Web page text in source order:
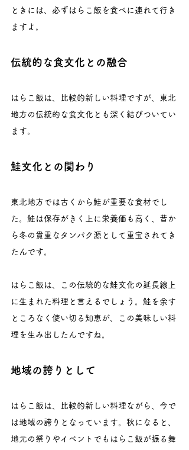
ときには、必ずはらこ飯を食べに連れて行き
ますよ。
伝統的な食文化との融合
はらこ飯は、比較的新しい料理ですが、東北
地方の伝統的な食文化とも深く結びついてい
ます。
鮭文化との関わり
東北地方では古くから鮭が重要な食材でし
た。鮭は保存がきく上に栄養価も高く、昔か
ら冬の貴重なタンパク源として重宝されてき
たんです。
はらこ飯は、この伝統的な鮭文化の延長線上
に生まれた料理と言えるでしょう。鮭を余す
ところなく使い切る知恵が、この美味しい料
理を生み出したんですね。
地域の誇りとして
はらこ飯は、比較的新しい料理ながら、今で
は地域の誇りとなっています。秋になると、
地元の祭りやイベントでもはらこ飯が振る舞